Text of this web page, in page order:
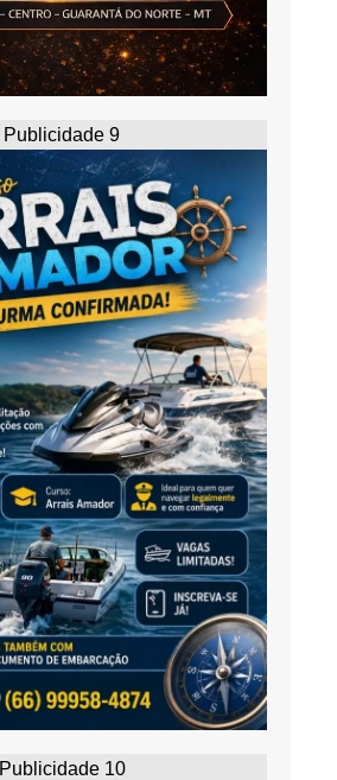
Publicidade 9
Publicidade 10